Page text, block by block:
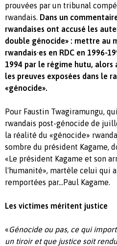
prouvées par un tribunal
rwandais. Dans un
rwandaises ont accusé les
double génocide» : mettre au
rwandais·es en RDC en 1996-
1994 par le régime hutu, alors
les preuves exposées dans le
«génocide».
Pour Faustin Twagiramungu,
rwandais post-génocide de
la réalité du «génocide»
sombre du président Kagame,
«Le président Kagame et son
l'humanité», martèle celui qui
remportées par…Paul Kagame.
Les victimes méritent justice
«Génocide ou pas, ce qui
un tiroir et que justice soit